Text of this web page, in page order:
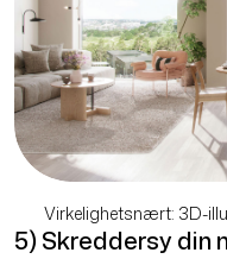
Virkelighetsnært: 3D-
5) Skreddersy din